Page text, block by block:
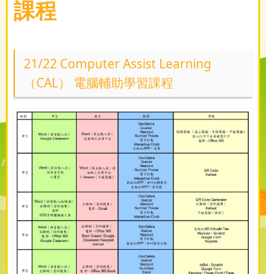
課程
21/22 Computer Assist Learning
（CAL） 電腦輔助學習課程